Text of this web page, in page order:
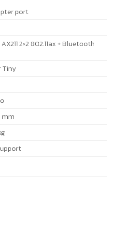
port
2×2 802.11ax + Bluetooth
Tiny
mm